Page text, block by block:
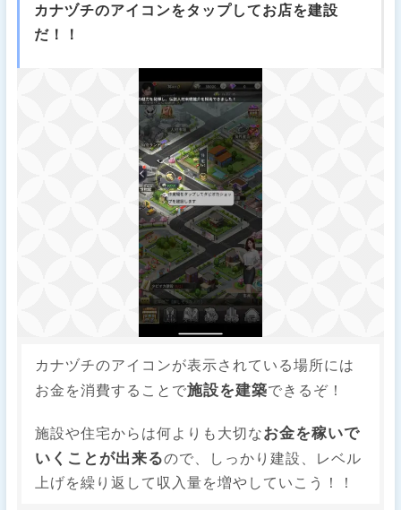
カナヅチのアイコンをタップしてお店を建設
だ！！
カナヅチのアイコンが表示されている場所には
お金を消費することで施設を建築できるぞ！
施設や住宅からは何よりも大切なお金を稼いで
いくことが出来るので、しっかり建設、レベル
上げを繰り返して収入量を増やしていこう！！